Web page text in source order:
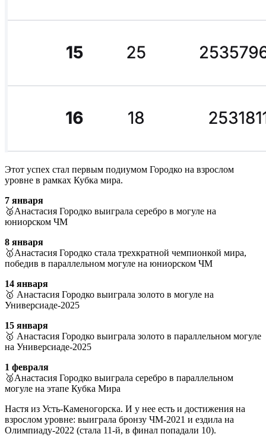
Этот успех стал первым подиумом Городко на взрослом
уровне в рамках Кубка мира.
7 января
🥈Анастасия Городко выиграла серебро в могуле на
юниорском ЧМ
8 января
🥇Анастасия Городко стала трехкратной чемпионкой мира,
победив в параллельном могуле на юниорском ЧМ
14 января
🥇 Анастасия Городко выиграла золото в могуле на
Универсиаде-2025
15 января
🥇 Анастасия Городко выиграла золото в параллельном могуле
на Универсиаде-2025
1 февраля
🥈Анастасия Городко выиграла серебро в параллельном
могуле на этапе Кубка Мира
Настя из Усть-Каменогорска. И у нее есть и достижения на
взрослом уровне: выиграла бронзу ЧМ-2021 и ездила на
Олимпиаду-2022 (стала 11-й, в финал попадали 10).